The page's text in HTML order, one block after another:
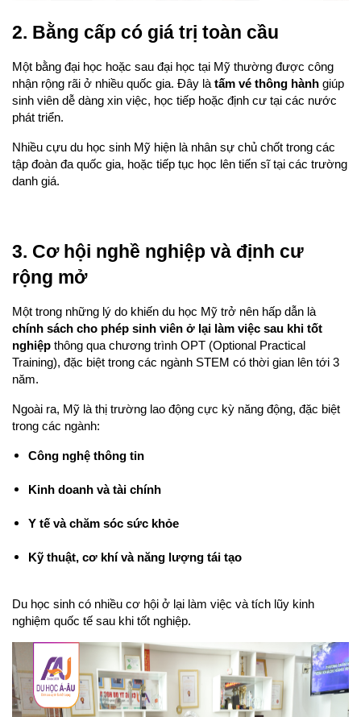
2. Bằng cấp có giá trị toàn cầu
Một bằng đại học hoặc sau đại học tại Mỹ thường được công
nhận rộng rãi ở nhiều quốc gia. Đây là tấm vé thông hành giúp
sinh viên dễ dàng xin việc, học tiếp hoặc định cư tại các nước
phát triển.
Nhiều cựu du học sinh Mỹ hiện là nhân sự chủ chốt trong các
tập đoàn đa quốc gia, hoặc tiếp tục học lên tiến sĩ tại các trường
danh giá.
3. Cơ hội nghề nghiệp và định cư
rộng mở
Một trong những lý do khiến du học Mỹ trở nên hấp dẫn là
chính sách cho phép sinh viên ở lại làm việc sau khi tốt
nghiệp thông qua chương trình OPT (Optional Practical
Training), đặc biệt trong các ngành STEM có thời gian lên tới 3
năm.
Ngoài ra, Mỹ là thị trường lao động cực kỳ năng động, đặc biệt
trong các ngành:
Công nghệ thông tin
Kinh doanh và tài chính
Y tế và chăm sóc sức khỏe
Kỹ thuật, cơ khí và năng lượng tái tạo
Du học sinh có nhiều cơ hội ở lại làm việc và tích lũy kinh
nghiệm quốc tế sau khi tốt nghiệp.